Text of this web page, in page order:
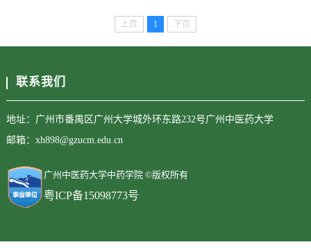
上页 1 下页
联系我们
地址：广州市番禺区广州大学城外环东路232号广州中医药大学
邮箱：xh898@gzucm.edu.cn
广州中医药大学中药学院 ©版权所有
粤ICP备15098773号